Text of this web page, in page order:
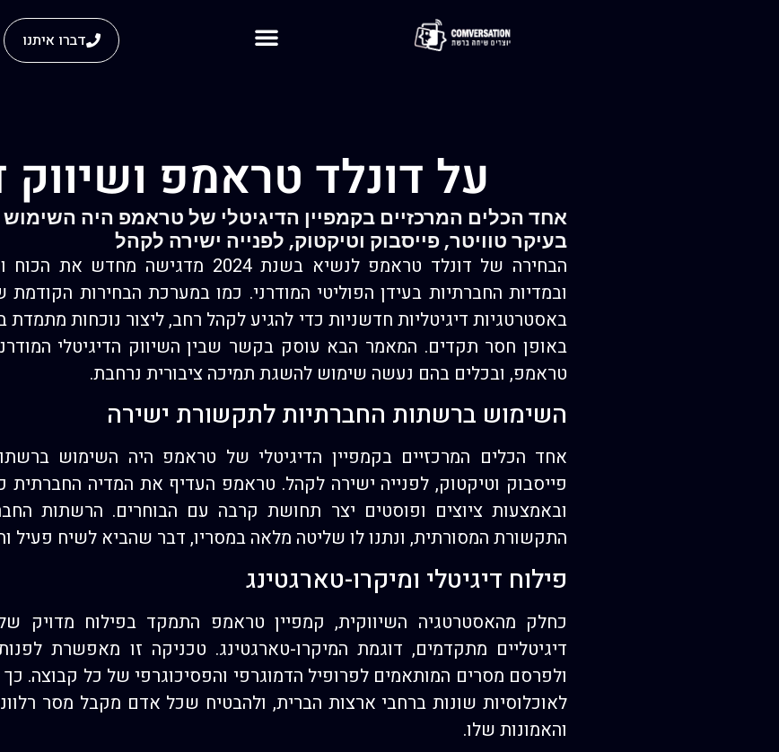
דברו איתנו
על דונלד טראמפ ושיווק
אחד הכלים המרכזיים בקמפיין הדיגיטלי של טראמפ היה
בעיקר טוויטר, פייסבוק וטיקטוק, לפנייה ישירה לקהל
הבחירה של דונלד טראמפ לנשיא בשנת 2024
באסטרטגיות דיגיטליות חדשניות כדי להגיע לקהל רחב, ליצור נוכחות
באופן חסר תקדים. המאמר הבא עוסק בקשר שבין השיווק הדיגיטלי
טראמפ, ובכלים בהם נעשה שימוש להשגת תמיכה ציבורית נרחבת.
השימוש ברשתות החברתיות לתקשורת ישירה
אחד הכלים המרכזיים בקמפיין הדיגיטלי של טראמפ היה השימוש
פייסבוק וטיקטוק, לפנייה ישירה לקהל. טראמפ העדיף את המדיה
ובאמצעות ציוצים ופוסטים יצר תחושת קרבה עם הבוחרים. הרשתות
התקשורת המסורתית, ונתנו לו שליטה מלאה במסריו, דבר שהביא לשיח פעיל
פילוח דיגיטלי ומיקרו-טארגטינג
כחלק מהאסטרטגיה השיווקית, קמפיין טראמפ התמקד בפילוח מדויק
דיגיטליים מתקדמים, דוגמת המיקרו-טארגטינג. טכניקה זו מאפשרת
ולפרסם מסרים המותאמים לפרופיל הדמוגרפי והפסיכוגרפי של כל קבוצה.
לאוכלוסיות שונות ברחבי ארצות הברית, ולהבטיח שכל אדם מקבל מסר
והאמונות שלו.